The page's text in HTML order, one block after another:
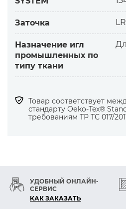
мебельная
Для швов
— декоративные швы с
влево
швы для отстрачивания
Особенности:
правосторонним наклоном
(разрез кожи под углом 45
направлению шва)
швы
— длительное
— высокие скорости
Заточка LR
Назначение игл
промышленных по
типу ткани
Товар соответствует
стандарту Оеko-Tex®
требованиям ТР ТС 017/
УДОБНЫЙ ОНЛАЙН-
СЕРВИС
КАК ЗАКАЗАТЬ